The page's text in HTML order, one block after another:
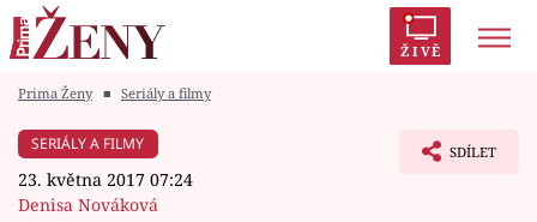
ŽIVĚ
Módní alarm
Prima Ženy ■ Seriály a filmy
SERIÁLY A FILMY
23. května 2017 07:24
Denisa Nováková
SDÍLET